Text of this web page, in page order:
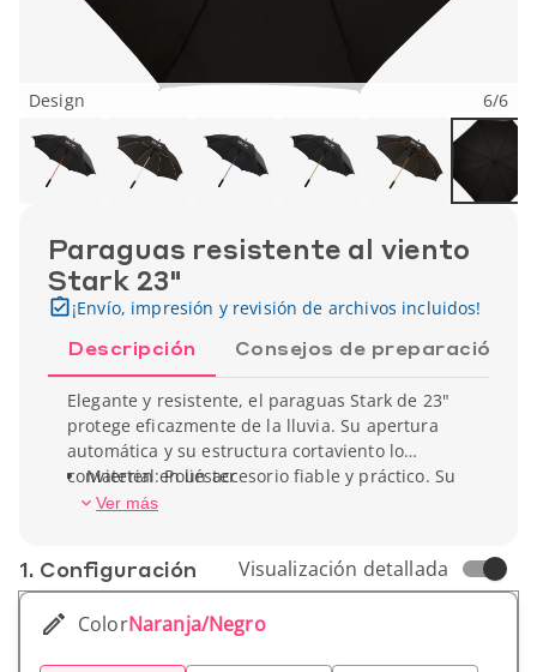
Design 6/6
Paraguas resistente al viento
Stark 23"
¡Envío, impresión y revisión de archivos incluidos!
Descripción Consejos de preparación
Elegante y resistente, el paraguas Stark de 23"
protege eficazmente de la lluvia. Su apertura
automática y su estructura cortaviento lo
convierten en un accesorio fiable y práctico. Su
amplia superficie permite una excelente
Material: Poliéster
Ver más
1. Conf­iguración Visualización detallada
ColorNaranja/Negro